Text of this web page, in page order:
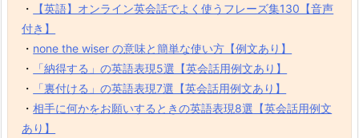
・
【英語】オンライン英会話でよく使うフレーズ集130【音声
付き】
・ none the wiser の意味と簡単な使い方【例文あり】
・
「納得する」の英語表現5選【英会話用例文あり】
・
「裏付ける」の英語表現7選【英会話用例文あり】
・相手に何かをお願いするときの英語表現8選【英会話用例文
あり】